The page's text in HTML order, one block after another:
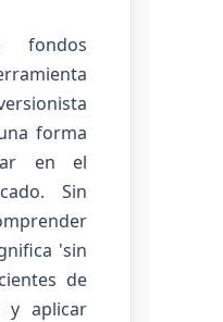
fondos
forma
en el
Sin
'sin
de
y aplicar